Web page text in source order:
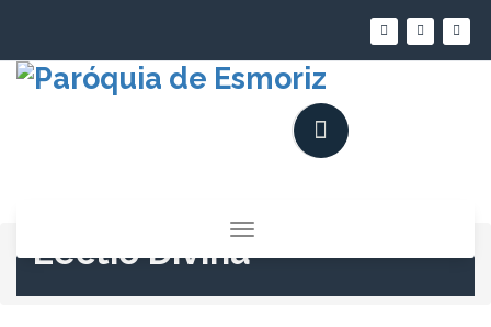
conteúdo
Alternar
a
Lectio Divina